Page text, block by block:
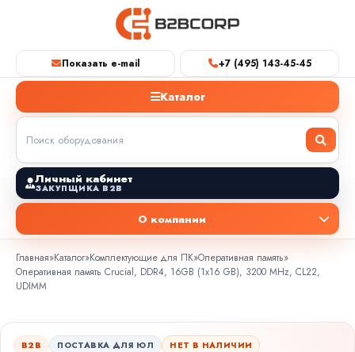
Показать e-mail +7 (495) 143-45-45
Каталог
Личный кабинет
ЗАКУПЩИКА B2B
О компании
Главная»Каталог»Комплектующие для ПК»Оперативная память»
Оперативная память Crucial, DDR4, 16GB (1x16 GB), 3200 MHz, CL22,
UDIMM
B2B ПОСТАВКА ДЛЯ ЮЛ
НЕТ В НАЛИЧИИ